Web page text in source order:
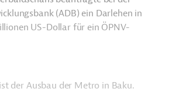
(ADB) ein Darlehen in
US-Dollar für ein ÖPNV-
der Ausbau der Metro in Baku.